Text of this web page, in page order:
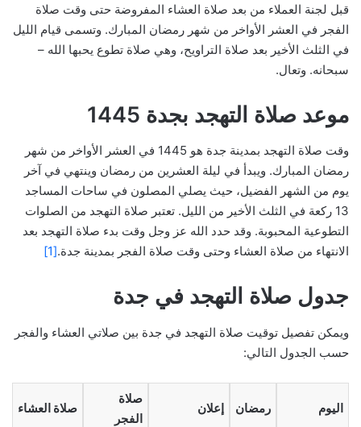
قبل لجنة العملاء من بعد صلاة العشاء المفروضة حتى وقت صلاة
الفجر في العشر الأواخر من شهر رمضان المبارك. وتسمى قيام الليل
في الثلث الأخير بعد صلاة التراويح، وهي صلاة تطوع يحبها الله –
سبحانه. وتعال.
موعد صلاة التهجد بجدة 1445
وقت صلاة التهجد بمدينة جدة هو 1445 في العشر الأواخر من شهر
رمضان المبارك. ويبدأ في ليلة العشرين من رمضان وينتهي في آخر
يوم من الشهر الفضيل، حيث يصلي المصلون في ساحات المساجد
13 ركعة في الثلث الأخير من الليل. تعتبر صلاة التهجد من الصلوات
التطوعية المحبوبة. وقد حدد الله عز وجل وقت بدء صلاة التهجد بعد
الانتهاء من صلاة العشاء وحتى وقت صلاة الفجر بمدينة جدة.[1]
جدول صلاة التهجد في جدة
ويمكن تفصيل توقيت صلاة التهجد في جدة بين صلاتي العشاء والفجر
حسب الجدول التالي:
اليوم رمضان إعلان
صلاة
الفجر
صلاة العشاء